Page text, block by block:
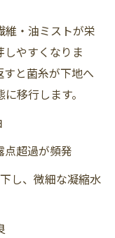
維・油ミストが栄
やすくなりま
と菌糸が下地へ
移行します。
点超過が頻発
し、微細な凝縮水